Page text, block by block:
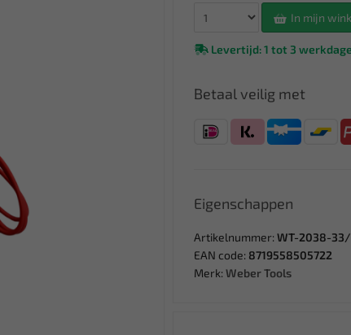
In mijn
Levertijd: 1 tot 3
Betaal veilig met
Eigenschappen
Artikelnummer: WT-2038-
EAN code: 8719558505722
Merk: Weber Tools